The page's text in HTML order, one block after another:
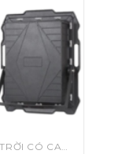
ĐÈN NĂNG LƯỢNG MẶT TRỜI CÓ CAMERA GIÁM SÁT